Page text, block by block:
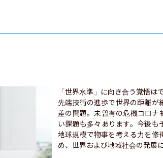
「世界水準」に向き合う覚悟
先端技術の進歩で世界の距離が
差の問題。未曽有の危機コロナ
い課題も多々あります。今後も
地球規模で物事を考える力を修
め、世界および地域社会の発展